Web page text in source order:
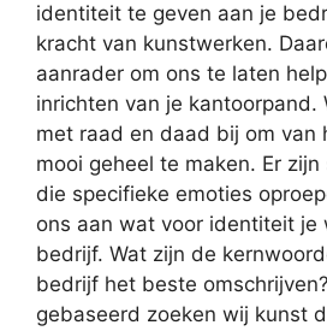
identiteit te geven aan je
kracht van kunstwerken.
aanrader om ons te laten
inrichten van je kantoorpand.
met raad en daad bij om van
mooi geheel te maken. Er
die specifieke emoties
ons aan wat voor identiteit je
bedrijf. Wat zijn de
bedrijf het beste
gebaseerd zoeken wij kunst